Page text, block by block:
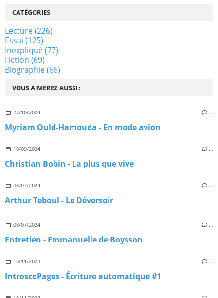
VOUS AIMEREZ AUSSI :
27/10/2024 …
Myriam Ould-Hamouda - En mode avion
10/09/2024 …
Christian Bobin - La plus que vive
08/07/2024 …
Arthur Teboul - Le Déversoir
08/07/2024 …
Entretien - Emmanuelle de Boysson
18/11/2023 …
IntroscoPages - Écriture automatique #1
CATÉGORIES
Lecture(226)
Essai (125)
Inexpliqué(77)
Fiction (69)
Biographie(66)